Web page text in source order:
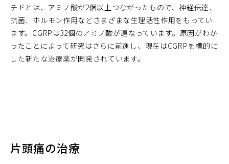
チドとは、アミノ酸が2個以上つながったもので、神経伝達、
抗菌、ホルモン作用などさまざまな生理活性作用をもってい
ます。CGRPは32個のアミノ酸が連なっています。原因がわか
ったことによって研究はさらに前進し、現在はCGRPを標的に
した新たな治療薬が開発されています。
片頭痛の治療